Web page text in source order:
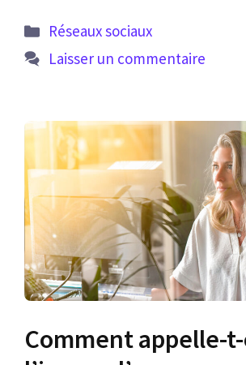
Catégories
Réseaux sociaux
Laisser un commentaire
Comment appelle-